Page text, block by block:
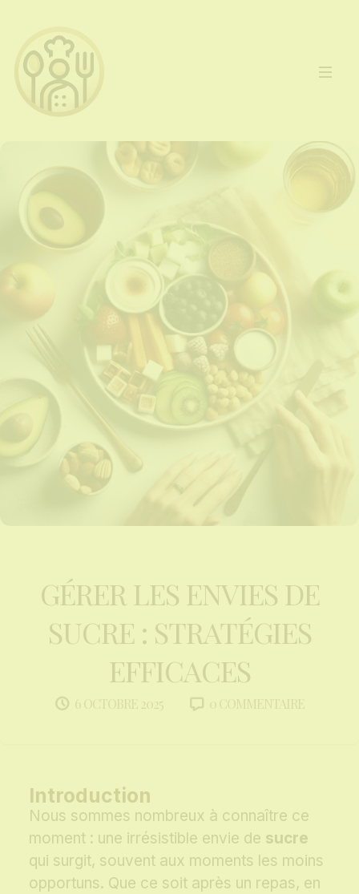
GÉRER LES ENVIES DE
SUCRE : STRATÉGIES
EFFICACES
6 OCTOBRE 2025 0 COMMENTAIRE
Introduction
Nous sommes nombreux à connaître ce
moment : une irrésistible envie de sucre
qui surgit, souvent aux moments les moins
opportuns. Que ce soit après un repas, en